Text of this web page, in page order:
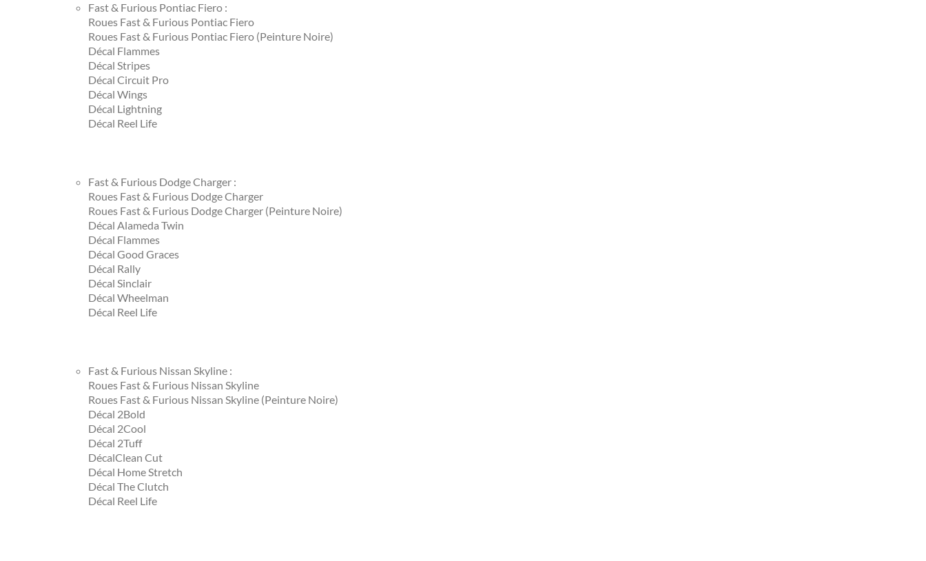
Fast & Furious Pontiac Fiero :
Roues Fast & Furious Pontiac Fiero
Roues Fast & Furious Pontiac Fiero (Peinture Noire)
Décal Flammes
Décal Stripes
Décal Circuit Pro
Décal Wings
Décal Lightning
Décal Reel Life
Fast & Furious Dodge Charger :
Roues Fast & Furious Dodge Charger
Roues Fast & Furious Dodge Charger (Peinture Noire)
Décal Alameda Twin
Décal Flammes
Décal Good Graces
Décal Rally
Décal Sinclair
Décal Wheelman
Décal Reel Life
Fast & Furious Nissan Skyline :
Roues Fast & Furious Nissan Skyline
Roues Fast & Furious Nissan Skyline (Peinture Noire)
Décal 2Bold
Décal 2Cool
Décal 2Tuff
DécalClean Cut
Décal Home Stretch
Décal The Clutch
Décal Reel Life